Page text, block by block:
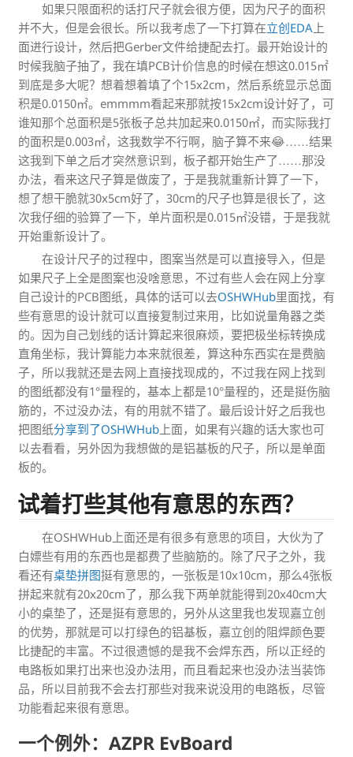
如果只限面积的话打尺子就会很方便，因为尺子的面积
并不大，但是会很长。所以我考虑了一下打算在立创EDA 上
面进行设计，然后把Gerber文件给捷配去打。最开始设计的
时候我脑子抽了，我在填PCB计价信息的时候在想这0.015㎡
到底是多大呢？想着想着填了个15x2cm，然后系统显示总面
积是0.0150㎡。emmmm看起来那就按15x2cm设计好了，可
谁知那个总面积是5张板子总共加起来0.0150㎡，而实际我打
的面积是0.003㎡，这我数学不行啊，脑子算不来😂……结果
这我到下单之后才突然意识到，板子都开始生产了……那没
办法，看来这尺子算是做废了，于是我就重新计算了一下，
想了想干脆就30x5cm好了，30cm的尺子也算是很长了，这
次我仔细的验算了一下，单片面积是0.015㎡没错，于是我就
开始重新设计了。
在设计尺子的过程中，图案当然是可以直接导入，但是
如果尺子上全是图案也没啥意思，不过有些人会在网上分享
自己设计的PCB图纸，具体的话可以去OSHWHub里面找，有
些有意思的设计就可以直接复制过来用，比如说量角器之类
的。因为自己划线的话计算起来很麻烦，要把极坐标转换成
直角坐标，我计算能力本来就很差，算这种东西实在是费脑
子，所以我就还是去网上直接找现成的，不过我在网上找到
的图纸都没有1°量程的，基本上都是10°量程的，还是挺伤脑
筋的，不过没办法，有的用就不错了。最后设计好之后我也
把图纸分享到了OSHWHub 上面，如果有兴趣的话大家也可
以去看看，另外因为我想做的是铝基板的尺子，所以是单面
板的。
试着打些其他有意思的东西？
在OSHWHub上面还是有很多有意思的项目，大伙为了
白嫖些有用的东西也是都费了些脑筋的。除了尺子之外，我
看还有桌垫拼图挺有意思的，一张板是10x10cm，那么4张板
拼起来就有20x20cm了，那么我下两单就能得到20x40cm大
小的桌垫了，还是挺有意思的，另外从这里我也发现嘉立创
的优势，那就是可以打绿色的铝基板，嘉立创的阻焊颜色要
比捷配的丰富。不过很遗憾的是我不会焊东西，所以正经的
电路板如果打出来也没办法用，而且看起来也没办法当装饰
品，所以目前我不会去打那些对我来说没用的电路板，尽管
功能看起来很有意思。
一个例外：AZPR EvBoard